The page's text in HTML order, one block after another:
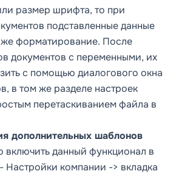
размер шрифта, то при
подставленные данные
же форматирование. После
документов с переменными, их
с помощью диалогового окна
в том же разделе настроек
перетаскиванием файла в
дополнительных шаблонов
включить данный функционал в
- Настройки компании -> вкладка